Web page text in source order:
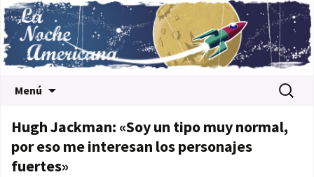
Menú Buscar:
Hugh Jackman: «Soy un tipo muy normal,
por eso me interesan los personajes
fuertes»